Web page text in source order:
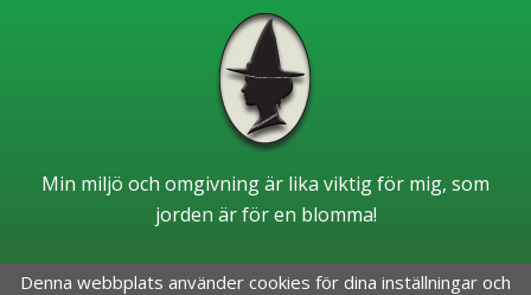
Min miljö och omgivning är lika viktig för mig, som
jorden är för en blomma!
Denna webbplats använder cookies för dina inställningar och